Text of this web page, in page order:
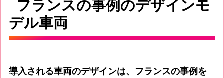
フランスの事例のデザインモ
デル車両
導入される車両のデザインは、フランスの事例を